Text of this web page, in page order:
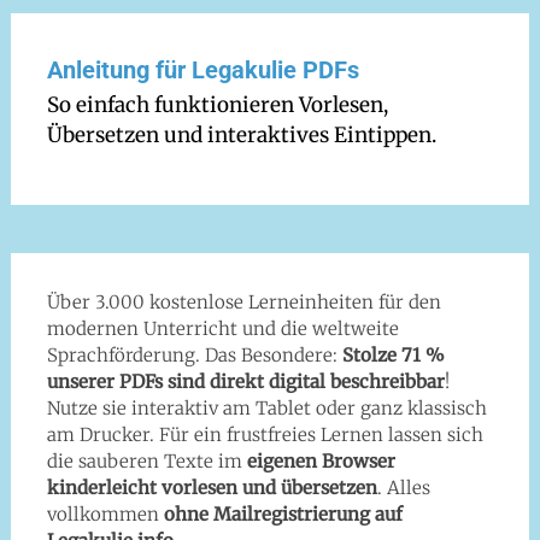
Anleitung für Legakulie PDFs
So einfach funktionieren Vorlesen,
Übersetzen und interaktives Eintippen.
Über 3.000 kostenlose Lerneinheiten für den
modernen Unterricht und die weltweite
Sprachförderung. Das Besondere: Stolze 71 %
unserer PDFs sind direkt digital beschreibbar!
Nutze sie interaktiv am Tablet oder ganz klassisch
am Drucker. Für ein frustfreies Lernen lassen sich
die sauberen Texte im eigenen Browser
kinderleicht vorlesen und übersetzen. Alles
vollkommen ohne Mailregistrierung auf